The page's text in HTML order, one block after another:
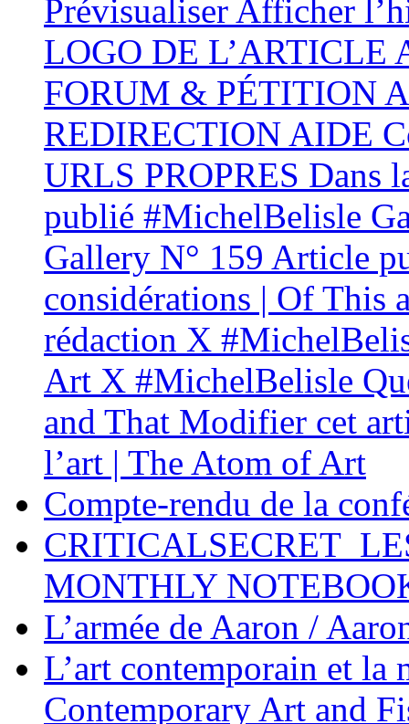
Prévisualiser Afficher
LOGO DE L’ARTICLE
FORUM & PÉTITION
REDIRECTION AIDE
URLS PROPRES Dans
publié #MichelBelisle
Gallery N° 159 Article
considérations | Of This
rédaction X
Art X #MichelBelisle
and That Modifier cet
l’art | The Atom of Art
Compte-rendu de la
MONTHLY
L’armée de Aaron /
L’art contemporain et la
Contemporary Art and